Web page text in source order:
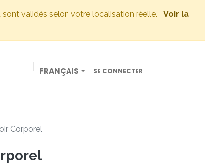
sont validés selon votre localisation réelle.
Voir la
FRANÇAIS SE CONNECTER
Corporel